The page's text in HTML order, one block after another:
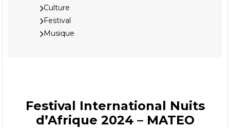
Culture
Festival
Musique
Festival International Nuits
d’Afrique 2024 – MATEO